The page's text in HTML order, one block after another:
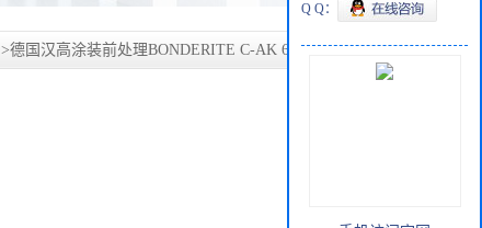
>德国汉高涂装前处理BONDERITE C-AK 62115碱性脱脂
Q Q：